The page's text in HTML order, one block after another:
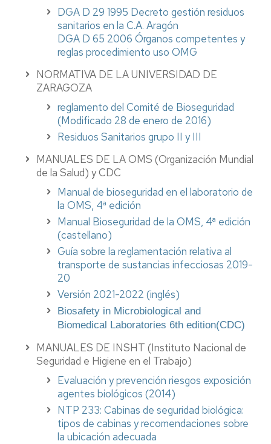
DGA D 29 1995 Decreto gestión residuos
sanitarios en la C.A. Aragón
DGA D 65 2006 Órganos competentes y
reglas procedimiento uso OMG
NORMATIVA DE LA UNIVERSIDAD DE
ZARAGOZA
reglamento del Comité de Bioseguridad
(Modificado 28 de enero de 2016)
Residuos Sanitarios grupo II y III
MANUALES DE LA OMS (Organización Mundial
de la Salud) y CDC
Manual de bioseguridad en el laboratorio de
la OMS, 4ª edición
Manual Bioseguridad de la OMS, 4ª edición
(castellano)
Guía sobre la reglamentación relativa al
transporte de sustancias infecciosas 2019-
20
Versión 2021-2022 (inglés)
Biosafety in Microbiological and
Biomedical Laboratories 6th edition(CDC)
MANUALES DE INSHT (Instituto Nacional de
Seguridad e Higiene en el Trabajo)
Evaluación y prevención riesgos exposición
agentes biológicos (2014)
NTP 233: Cabinas de seguridad biológica:
tipos de cabinas y recomendaciones sobre
la ubicación adecuada